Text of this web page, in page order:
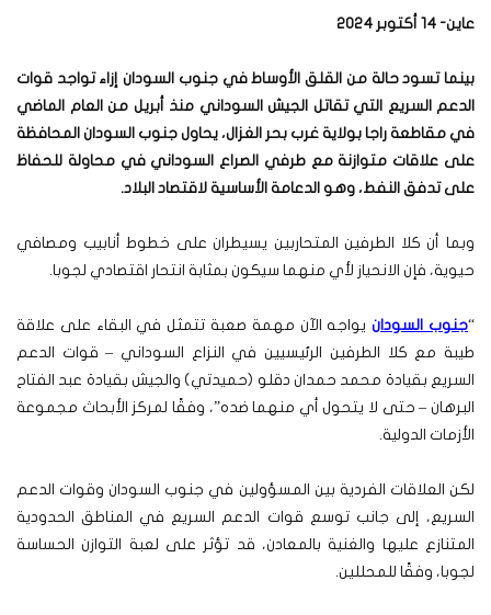
عاين- 14 أكتوبر 2024
بينما تسود حالة من القلق الأوساط في جنوب السودان إزاء تواجد قوات
الدعم السريع التي تقاتل الجيش السوداني منذ أبريل من العام الماضي
في مقاطعة راجا بولاية غرب بحر الغزال، يحاول جنوب السودان المحافظة
على علاقات متوازنة مع طرفي الصراع السوداني في محاولة للحفاظ
على تدفق النفط، وهو الدعامة الأساسية لاقتصاد البلاد.
وبما أن كلا الطرفين المتحاربين يسيطران على خطوط أنابيب ومصافي
حيوية، فإن الانحياز لأي منهما سيكون بمثابة انتحار اقتصادي لجوبا.
“جنوب السودانيواجه الآن مهمة صعبة تتمثل في البقاء على علاقة
طيبة مع كلا الطرفين الرئيسيين في النزاع السوداني – قوات الدعم
السريع بقيادة محمد حمدان دقلو (حميدتي) والجيش بقيادة عبد الفتاح
البرهان – حتى لا يتحول أي منهما ضده”، وفقًا لمركز الأبحاث مجموعة
الأزمات الدولية.
لكن العلاقات الفردية بين المسؤولين في جنوب السودان وقوات الدعم
السريع، إلى جانب توسع قوات الدعم السريع في المناطق الحدودية
المتنازع عليها والغنية بالمعادن، قد تؤثر على لعبة التوازن الحساسة
لجوبا، وفقًا للمحللين.